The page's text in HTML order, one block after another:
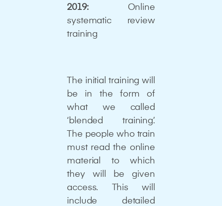
2019:Online
systematic review
training
The initial training will
be in the form of
what we called
‘blended training’.
The people who train
must read the online
material to which
they will be given
access. This will
include detailed